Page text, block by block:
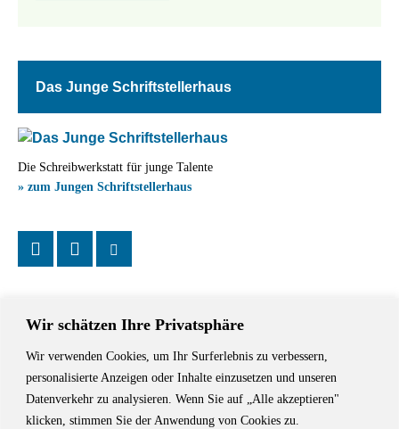
Wir schätzen Ihre Privatsphäre
Wir verwenden Cookies, um Ihr Surferlebnis zu verbessern,
personalisierte Anzeigen oder Inhalte einzusetzen und unseren
Datenverkehr zu analysieren. Wenn Sie auf „Alle akzeptieren"
klicken, stimmen Sie der Anwendung von Cookies zu.
Das Junge Schriftstellerhaus
Die Schreibwerkstatt für junge Talente
» zum Jungen Schriftstellerhaus
Das Schriftstellerhaus ist ein beliebter Treffpunkt für Autorinnen und
Autoren aus Stuttgart und der Region sowie ein Veranstaltungsort für
Lesungen, Tagungen und Schreibwerkstätten.